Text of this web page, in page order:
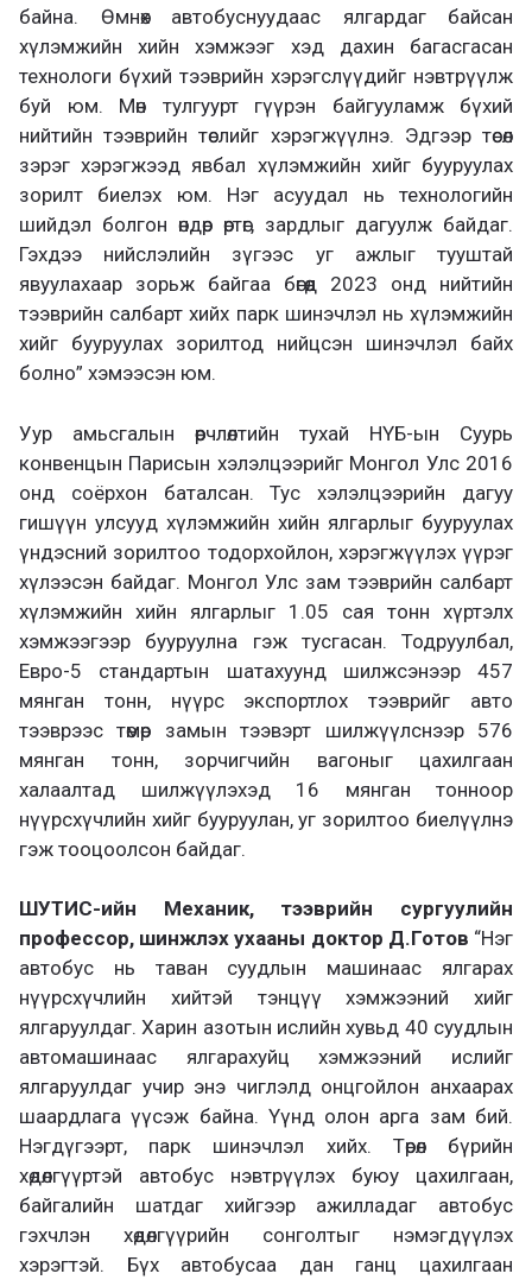
байна. Өмнөх автобуснуудаас ялгардаг байсан
хүлэмжийн хийн хэмжээг хэд дахин багасгасан
технологи бүхий тээврийн хэрэгслүүдийг нэвтрүүлж
буй юм. Мөн тулгуурт гүүрэн байгууламж бүхий
нийтийн тээврийн төслийг хэрэгжүүлнэ. Эдгээр төсөл
зэрэг хэрэгжээд явбал хүлэмжийн хийг бууруулах
зорилт биелэх юм. Нэг асуудал нь технологийн
шийдэл болгон өндөр өртөг, зардлыг дагуулж байдаг.
Гэхдээ нийслэлийн зүгээс уг ажлыг тууштай
явуулахаар зорьж байгаа бөгөөд 2023 онд нийтийн
тээврийн салбарт хийх парк шинэчлэл нь хүлэмжийн
хийг бууруулах зорилтод нийцсэн шинэчлэл байх
болно” хэмээсэн юм.
Уур амьсгалын өөрчлөлтийн тухай НҮБ-ын Суурь
конвенцын Парисын хэлэлцээрийг Монгол Улс 2016
онд соёрхон баталсан. Тус хэлэлцээрийн дагуу
гишүүн улсууд хүлэмжийн хийн ялгарлыг бууруулах
үндэсний зорилтоо тодорхойлон, хэрэгжүүлэх үүрэг
хүлээсэн байдаг. Монгол Улс зам тээврийн салбарт
хүлэмжийн хийн ялгарлыг 1.05 сая тонн хүртэлх
хэмжээгээр бууруулна гэж тусгасан. Тодруулбал,
Евро-5 стандартын шатахуунд шилжсэнээр 457
мянган тонн, нүүрс экспортлох тээврийг авто
тээврээс төмөр замын тээвэрт шилжүүлснээр 576
мянган тонн, зорчигчийн вагоныг цахилгаан
халаалтад шилжүүлэхэд 16 мянган тонноор
нүүрсхүчлийн хийг бууруулан, уг зорилтоо биелүүлнэ
гэж тооцоолсон байдаг.
ШУТИС-ийн Механик, тээврийн сургуулийн
профессор, шинжлэх ухааны доктор Д.Готов “Нэг
автобус нь таван суудлын машинаас ялгарах
нүүрсхүчлийн хийтэй тэнцүү хэмжээний хийг
ялгаруулдаг. Харин азотын ислийн хувьд 40 суудлын
автомашинаас ялгарахуйц хэмжээний ислийг
ялгаруулдаг учир энэ чиглэлд онцгойлон анхаарах
шаардлага үүсэж байна. Үүнд олон арга зам бий.
Нэгдүгээрт, парк шинэчлэл хийх. Төрөл бүрийн
хөдөлгүүртэй автобус нэвтрүүлэх буюу цахилгаан,
байгалийн шатдаг хийгээр ажилладаг автобус
гэхчлэн хөдөлгүүрийн сонголтыг нэмэгдүүлэх
хэрэгтэй. Бүх автобусаа дан ганц цахилгаан